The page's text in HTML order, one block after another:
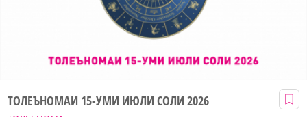
ТОЛЕЪНОМАИ 15-УМИ ИЮЛИ СОЛИ 2026